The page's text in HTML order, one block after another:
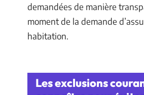
demandées de manière
moment de la demande
habitation.
Les exclusions